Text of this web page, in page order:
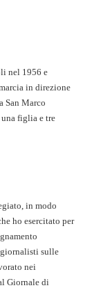
nel 1956 e
in direzione
San Marco
figlia e tre
in modo
ho esercitato per
sulle
nei
Giornale di